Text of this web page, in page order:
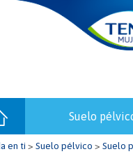
suelo
en ti > Suelo pélvico > Suelo